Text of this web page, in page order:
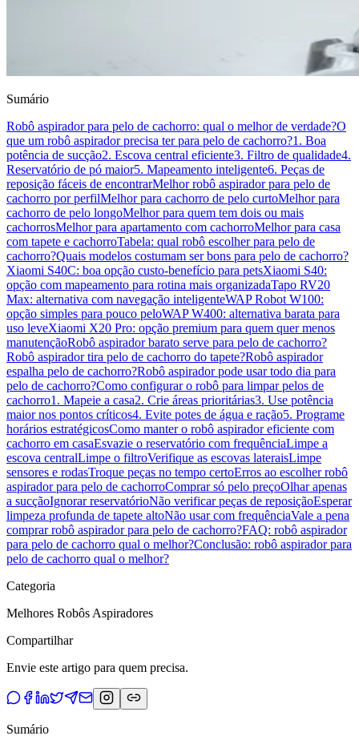
Sumário
Robô aspirador para pelo de cachorro: qual o melhor de verdade?O
que um robô aspirador precisa ter para pelo de cachorro?1. Boa
potência de sucção2. Escova central eficiente3. Filtro de qualidade4.
Reservatório de pó maior5. Mapeamento inteligente6. Peças de
reposição fáceis de encontrarMelhor robô aspirador para pelo de
cachorro por perfilMelhor para cachorro de pelo curtoMelhor para
cachorro de pelo longoMelhor para quem tem dois ou mais
cachorrosMelhor para apartamento com cachorroMelhor para casa
com tapete e cachorroTabela: qual robô escolher para pelo de
cachorro?Quais modelos costumam ser bons para pelo de cachorro?
Xiaomi S40C: boa opção custo-benefício para petsXiaomi S40:
opção com mapeamento para rotina mais organizadaTapo RV20
Max: alternativa com navegação inteligenteWAP Robot W100:
opção simples para pouco peloWAP W400: alternativa barata para
uso leveXiaomi X20 Pro: opção premium para quem quer menos
manutençãoRobô aspirador barato serve para pelo de cachorro?
Robô aspirador tira pelo de cachorro do tapete?Robô aspirador
espalha pelo de cachorro?Robô aspirador pode usar todo dia para
pelo de cachorro?Como configurar o robô para limpar pelos de
cachorro1. Mapeie a casa2. Crie áreas prioritárias3. Use potência
maior nos pontos críticos4. Evite potes de água e ração5. Programe
horários estratégicosComo manter o robô aspirador eficiente com
cachorro em casaEsvazie o reservatório com frequênciaLimpe a
escova centralLimpe o filtroVerifique as escovas lateraisLimpe
sensores e rodasTroque peças no tempo certoErros ao escolher robô
aspirador para pelo de cachorroComprar só pelo preçoOlhar apenas
a sucçãoIgnorar reservatórioNão verificar peças de reposiçãoEsperar
limpeza profunda de tapete altoNão usar com frequênciaVale a pena
comprar robô aspirador para pelo de cachorro?FAQ: robô aspirador
para pelo de cachorro qual o melhor?Conclusão: robô aspirador para
pelo de cachorro qual o melhor?
Categoria
Melhores Robôs Aspiradores
Compartilhar
Envie este artigo para quem precisa.
Sumário